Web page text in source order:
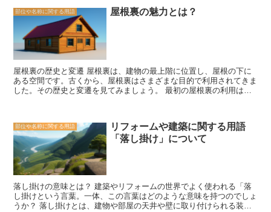
ながら適切な設計と施工を行うことが重要です。
作り出すこともできます。 また、出窓は室内のスペースを有効活用
することができます。窓の外側に座席や棚を設置することで、リラッ
クスした空間や収納スペースとして活用することができます。特に、
狭い部屋や限られたスペースのある場所では、出窓を利用することで
スペースを有効に使うことができます。 さらに、出窓は室内の景観
を豊かにする効果もあります。窓の外に広がる風景や街並みを楽しむ
ことができるだけでなく、出窓に植物を置くことで、自然の緑を取り
入れることもできます。これにより、室内に自然の一部を感じること
ができ、心地よい空間を演出することができます。 出窓は、室内の
窓が採用されています。出窓を取り入れることで、より快適で魅力的
な空間を作り出すことができるので、ぜひ活用してみてください。
部位や名称に関する用語 屋根裏の魅力とは？
屋根裏の歴史と変遷 屋根裏は、建物の最上階に位置し、屋根の下に
ある空間です。古くから、屋根裏はさまざまな目的で利用されてきま
した。その歴史と変遷を見てみましょう。 最初の屋根裏の利用は、
の温度を調節する役割を果たしていました。 また、屋根裏は貯蔵ス
ペースとしても利用されていました。食料や衣類などの貴重品を保管
する場所として、屋根裏は重要な役割を果たしていました。特に、農
村地域では、収穫物や種子を屋根裏に保管しておくことが一般的でし
た。 さらに、屋根裏は住居として利用されることもありました。特
に、人口密集地域では、土地の価値が高く、住居スペースが限られて
いたため、屋根裏を住居として利用することが一般的でした。屋根裏
には、寝具や調理器具などが備えられ、人々が生活する場所として機
能していました。 しかし、現代の建築技術の進歩により、屋根裏の
利用は減少してきました。断熱材や冷暖房システムの進歩により、屋
部位や名称に関する用語
リフォームや建築に関する用語
「落し掛け」について
落し掛けの意味とは？ 建築やリフォームの世界でよく使われる「落
し掛けという言葉。一体、この言葉はどのような意味を持つのでしょ
うか？ 落し掛けとは、建物や部屋の天井や壁に取り付けられる装飾